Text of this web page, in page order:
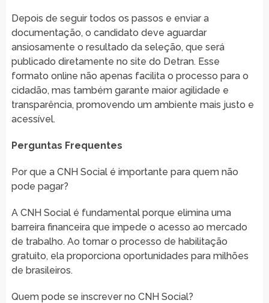
Depois de seguir todos os passos e enviar a
documentação, o candidato deve aguardar
ansiosamente o resultado da seleção, que será
publicado diretamente no site do Detran. Esse
formato online não apenas facilita o processo para o
cidadão, mas também garante maior agilidade e
transparência, promovendo um ambiente mais justo e
acessível.
Perguntas Frequentes
Por que a CNH Social é importante para quem não
pode pagar?
A CNH Social é fundamental porque elimina uma
barreira financeira que impede o acesso ao mercado
de trabalho. Ao tornar o processo de habilitação
gratuito, ela proporciona oportunidades para milhões
de brasileiros.
Quem pode se inscrever no CNH Social?